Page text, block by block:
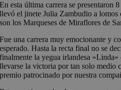
En esta última carrera se presentaron
llevó el jinete Julia Zambudio a lomos
son los Marqueses de Miraflores de
Fue una carrera muy emocionante y
esperado. Hasta la recta final no se
finalmente la yegua irlandesa
llevarse la victoria por tan solo medio
premio patrocinado por nuestra